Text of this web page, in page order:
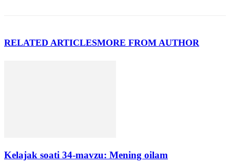
RELATED ARTICLESMORE FROM AUTHOR
Kelajak soati 34-mavzu: Mening oilam